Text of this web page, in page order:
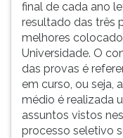
Para
menu
principal
pressione
final de cada ano
resultado das três
melhores
Universidade. O
das provas é
em curso, ou seja,
médio é realizada
assuntos vistos
processo seletivo